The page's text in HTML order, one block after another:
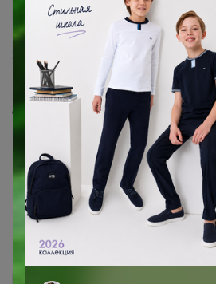
22 декабря, 2021 17:42
Ранее так тоже заказывала,
бы не было необходимости
из нализичия, а мы ждём кофе
Показаны записи 1-